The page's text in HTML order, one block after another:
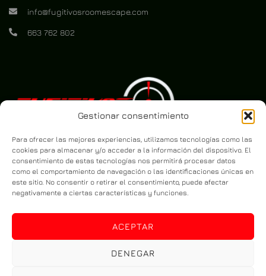
Gestionar consentimiento
Para ofrecer las mejores experiencias, utilizamos tecnologías como las
cookies para almacenar y/o acceder a la información del dispositivo. El
consentimiento de estas tecnologías nos permitirá procesar datos
como el comportamiento de navegación o las identificaciones únicas en
este sitio. No consentir o retirar el consentimiento, puede afectar
negativamente a ciertas características y funciones.
ACEPTAR
DENEGAR
info@fugitivosroomescape.com
663 762 802